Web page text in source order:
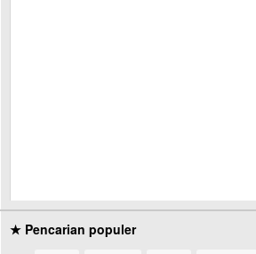
★ Pencarian populer